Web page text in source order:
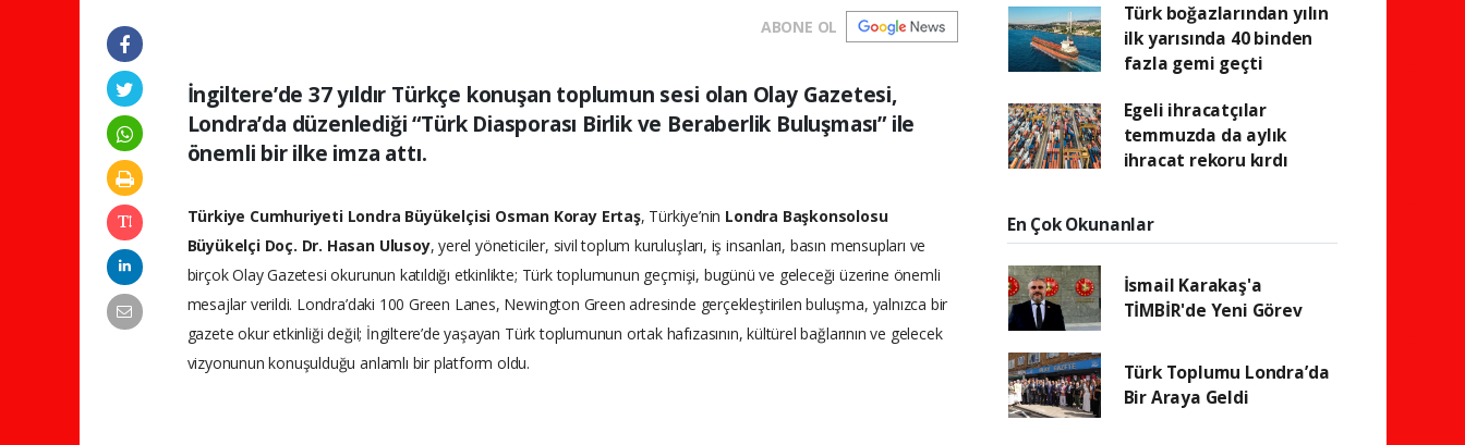
ABONE OL
İngiltere’de 37 yıldır Türkçe konuşan toplumun sesi olan Olay Gazetesi,
Londra’da düzenlediği “Türk Diasporası Birlik ve Beraberlik Buluşması” ile
önemli bir ilke imza attı.
Türkiye Cumhuriyeti Londra Büyükelçisi Osman Koray Ertaş, Türkiye’nin Londra Başkonsolosu
Büyükelçi Doç. Dr. Hasan Ulusoy, yerel yöneticiler, sivil toplum kuruluşları, iş insanları, basın mensupları ve
birçok Olay Gazetesi okurunun katıldığı etkinlikte; Türk toplumunun geçmişi, bugünü ve geleceği üzerine önemli
mesajlar verildi. Londra’daki 100 Green Lanes, Newington Green adresinde gerçekleştirilen buluşma, yalnızca bir
gazete okur etkinliği değil; İngiltere’de yaşayan Türk toplumunun ortak hafızasının, kültürel bağlarının ve gelecek
vizyonunun konuşulduğu anlamlı bir platform oldu.
Türk boğazlarından yılın
ilk yarısında 40 binden
fazla gemi geçti
Egeli ihracatçılar
temmuzda da aylık
ihracat rekoru kırdı
En Çok Okunanlar
İsmail Karakaş'a
TİMBİR'de Yeni Görev
Türk Toplumu Londra’da
Bir Araya Geldi